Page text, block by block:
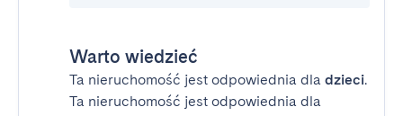
Warto wiedzieć
Ta nieruchomość jest odpowiednia dla dzieci.
Ta nieruchomość jest odpowiednia dla